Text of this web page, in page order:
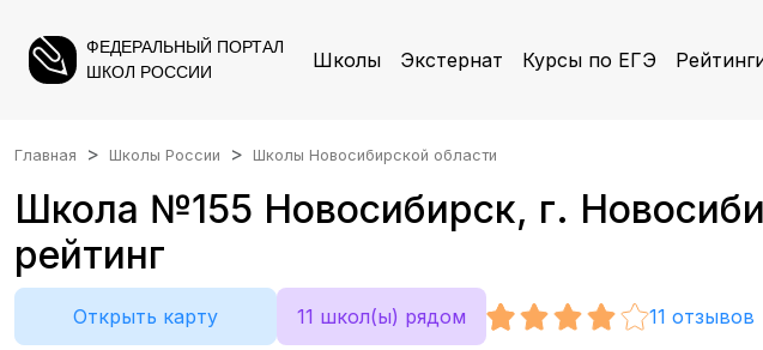
ФЕДЕРАЛЬНЫЙ ПОРТАЛ
ШКОЛ РОССИИ
Школы Экстернат Курсы по ЕГЭ
Главная Школы России Школы Новосибирской области
Школа №155 Новосибирск, г.
рейтинг
Открыть карту 11 школ(ы) рядом 11 отзывов